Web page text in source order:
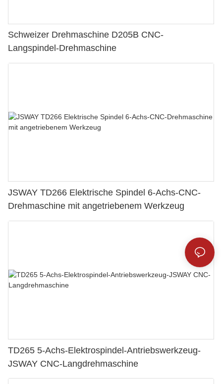
Schweizer Drehmaschine D205B CNC-
Langspindel-Drehmaschine
JSWAY TD266 Elektrische Spindel 6-Achs-CNC-
Drehmaschine mit angetriebenem Werkzeug
TD265 5-Achs-Elektrospindel-Antriebswerkzeug-
JSWAY CNC-Langdrehmaschine